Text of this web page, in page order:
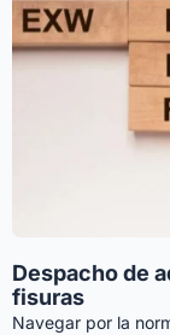
Despacho de
fisuras
Navegar por la